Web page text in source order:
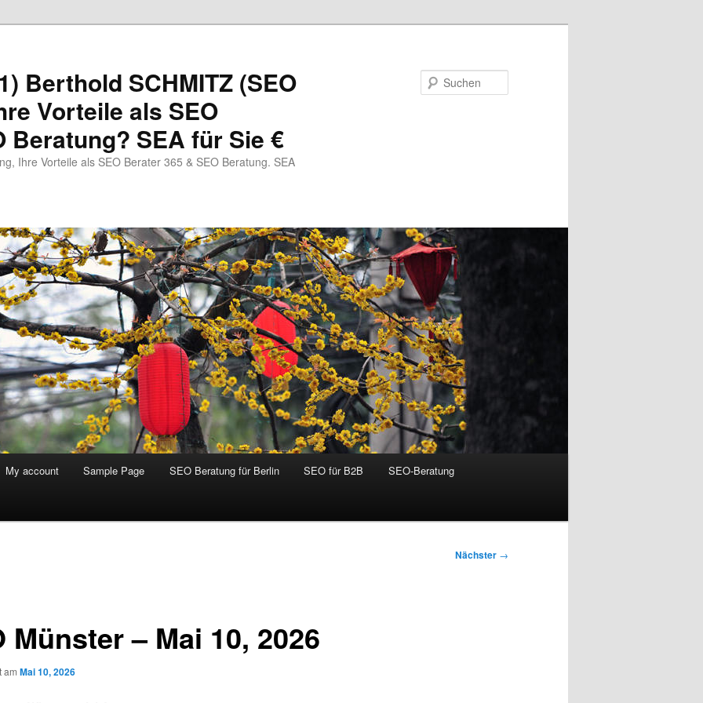
Berthold SCHMITZ (SEO
Vorteile als SEO
Beratung? SEA für Sie €
Ihre Vorteile als SEO Berater 365 & SEO Beratung. SEA
My account Sample Page SEO Beratung für Berlin SEO für B2B SEO-Beratung
Nächster →
Münster – Mai 10, 2026
am Mai 10, 2026